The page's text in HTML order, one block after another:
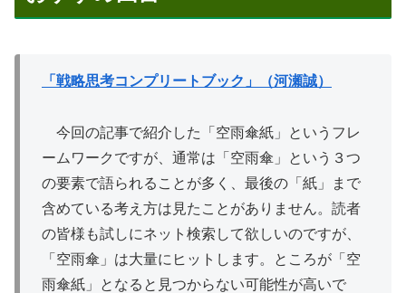
「戦略思考コンプリートブック」（河瀬誠）
今回の記事で紹介した「空雨傘紙」というフレ
ームワークですが、通常は「空雨傘」という３つ
の要素で語られることが多く、最後の「紙」まで
含めている考え方は見たことがありません。読者
の皆様も試しにネット検索して欲しいのですが、
「空雨傘」は大量にヒットします。ところが「空
雨傘紙」となると見つからない可能性が高いで